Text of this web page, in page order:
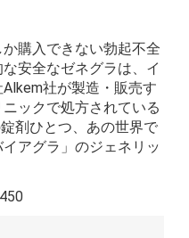
購入できない勃起不全
安全なゼネグラは、イ
社が製造・販売す
ックで処方されている
剤ひとつ、あの世界で
アグラ」のジェネリッ